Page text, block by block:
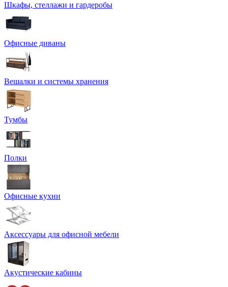
Шкафы, стеллажи и гардеробы
Офисные диваны
Вешалки и системы хранения
Тумбы
Полки
Офисные кухни
Аксессуары для офисной мебели
Акустические кабины